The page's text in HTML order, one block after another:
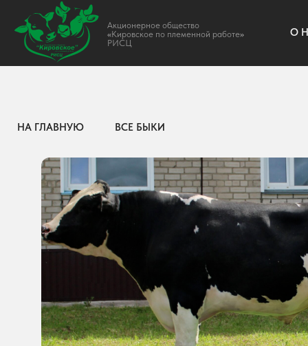
О НАС
Акционерное общество
Кировское по племенной работе»
РИСЦ